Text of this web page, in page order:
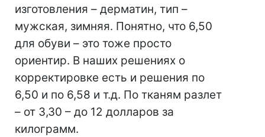
изготовления – дерматин, тип –
мужская, зимняя. Понятно, что 6,50
для обуви – это тоже просто
ориентир. В наших решениях о
корректировке есть и решения по
6,50 и по 6,58 и т.д. По тканям разлет
– от 3,30 – до 12 долларов за
килограмм.